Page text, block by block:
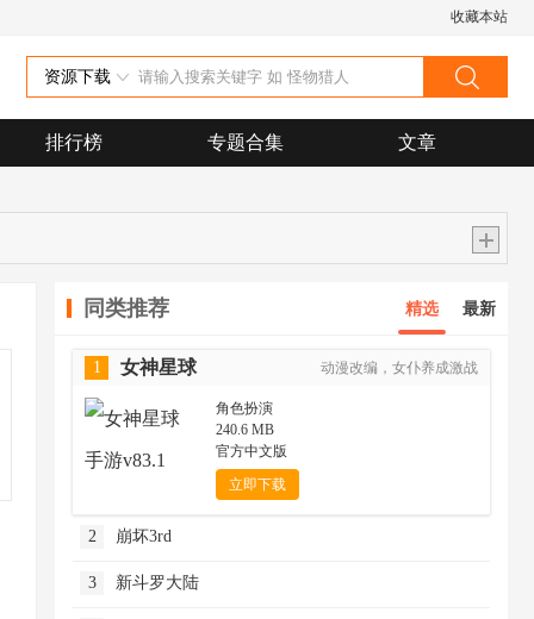
收藏本站
资源下载
排行榜 专题合集 文章
同类推荐 精选 最新
1 女神星球 动漫改编，女仆养成激战
角色扮演
240.6 MB
官方中文版
立即下载
2 崩坏3rd
3 新斗罗大陆